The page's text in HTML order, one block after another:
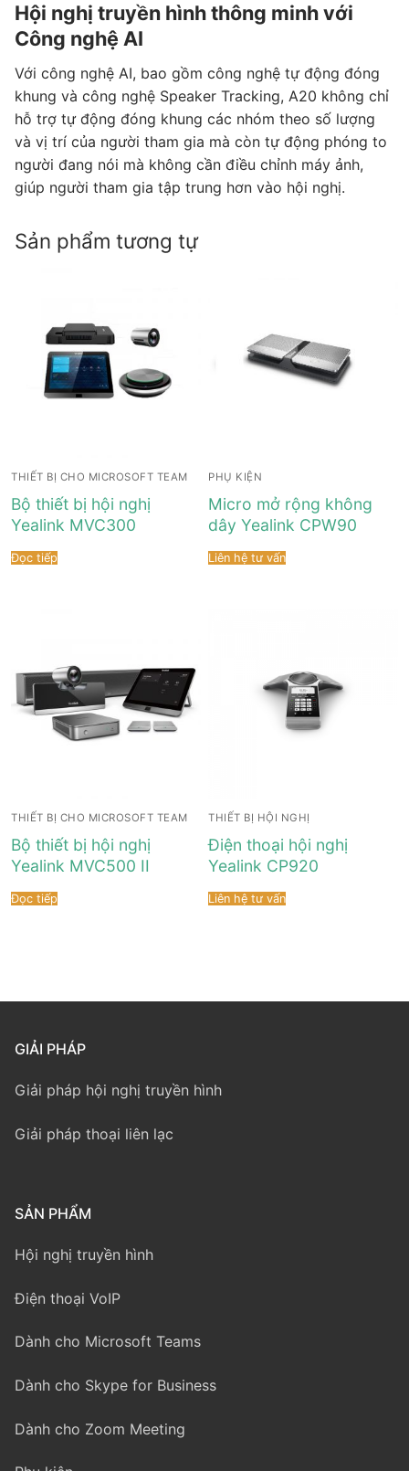
Hội nghị truyền hình thông minh với
Công nghệ AI
Với công nghệ AI, bao gồm công nghệ tự động đóng
khung và công nghệ Speaker Tracking, A20 không chỉ
hỗ trợ tự động đóng khung các nhóm theo số lượng
và vị trí của người tham gia mà còn tự động phóng to
người đang nói mà không cần điều chỉnh máy ảnh,
giúp người tham gia tập trung hơn vào hội nghị.
Sản phẩm tương tự
THIẾT BỊ CHO MICROSOFT TEAM
Bộ thiết bị hội nghị
Yealink MVC300
Đọc tiếp
PHỤ KIỆN
Micro mở rộng không
dây Yealink CPW90
Liên hệ tư vấn
THIẾT BỊ CHO MICROSOFT TEAM
Bộ thiết bị hội nghị
Yealink MVC500 II
Đọc tiếp
THIẾT BỊ HỘI NGHỊ
Điện thoại hội nghị
Yealink CP920
Liên hệ tư vấn
GIẢI PHÁP
Giải pháp hội nghị truyền hình
Giải pháp thoại liên lạc
SẢN PHẨM
Hội nghị truyền hình
Điện thoại VoIP
Dành cho Microsoft Teams
Dành cho Skype for Business
Dành cho Zoom Meeting